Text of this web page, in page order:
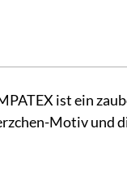
ist ein
Motiv und